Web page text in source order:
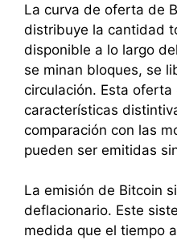
La curva de oferta de
distribuye la cantidad
disponible a lo largo
se minan bloques, se
circulación. Esta
características
comparación con las
pueden ser emitidas
La emisión de Bitcoin
deflacionario. Este
medida que el tiempo